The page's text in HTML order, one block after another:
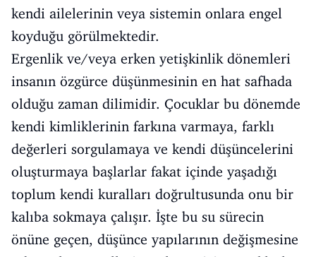
kendi ailelerinin veya sistemin onlara engel
koyduğu görülmektedir.
Ergenlik ve/veya erken yetişkinlik dönemleri
insanın özgürce düşünmesinin en hat safhada
olduğu zaman dilimidir. Çocuklar bu dönemde
kendi kimliklerinin farkına varmaya, farklı
değerleri sorgulamaya ve kendi düşüncelerini
oluşturmaya başlarlar fakat içinde yaşadığı
toplum kendi kuralları doğrultusunda onu bir
kalıba sokmaya çalışır. İşte bu su sürecin
önüne geçen, düşünce yapılarının değişmesine